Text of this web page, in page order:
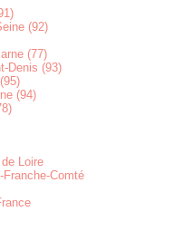
(92)
(77)
Denis (93)
(94)
Loire
Comté